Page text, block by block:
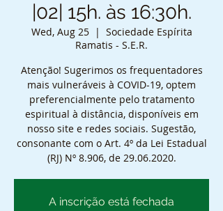
|02| 15h. às 16:30h.
Wed, Aug 25
  |
Sociedade Espírita
Ramatis - S.E.R.
Atenção! Sugerimos os frequentadores
mais vulneráveis à COVID-19, optem
preferencialmente pelo tratamento
espiritual à distância, disponíveis em
nosso site e redes sociais. Sugestão,
consonante com o Art. 4º da Lei Estadual
(RJ) Nº 8.906, de 29.06.2020.
A inscrição está fechada